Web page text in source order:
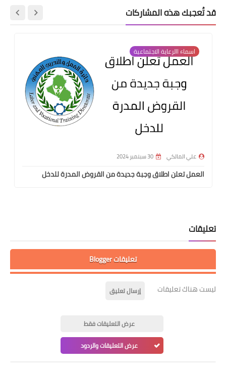
قد تُعجبك هذه المشاركات
اسماء االرعاية الاجتماعية
علي المالكي 30 سبتمبر 2024
العمل تعلن اطلاق وجبة جديدة من القروض المدرة للدخل
تعليقات
تعليقات Blogger
ليست هناك تعليقات إرسال تعليق
عرض التعليقات فقط
عرض التعليقات والردود